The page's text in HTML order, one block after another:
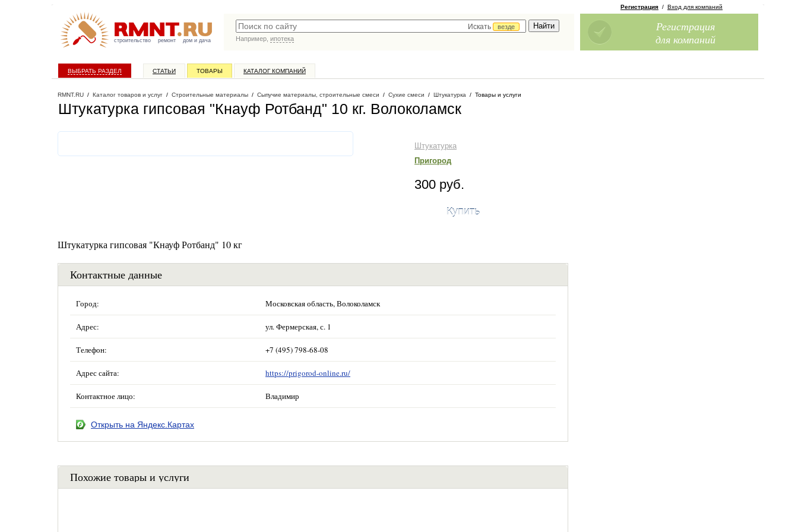
строительство ремонт дом и дача
Искать
везде
Например, ипотека
Регистрация / Вход для компаний
Регистрация
для компаний
ВЫБРАТЬ РАЗДЕЛ СТАТЬИ ТОВАРЫ КАТАЛОГ КОМПАНИЙ
RMNT.RU / Каталог товаров и услуг / Строительные материалы / Сыпучие материалы, строительные смеси / Сухие смеси / Штукатурка / Товары и услуги
Штукатурка гипсовая "Кнауф Ротбанд" 10 кг. Волоколамск
Штукатурка
Пригород
300 руб.
Купить
Штукатурка гипсовая "Кнауф Ротбанд" 10 кг
Контактные данные
Город: Московская область, Волоколамск
Адрес: ул. Фермерская, с. 1
Телефон: +7 (495) 798-68-08
Адрес сайта: https://prigorod-online.ru/
Контактное лицо: Владимир
Открыть на Яндекс.Картах
Похожие товары и услуги